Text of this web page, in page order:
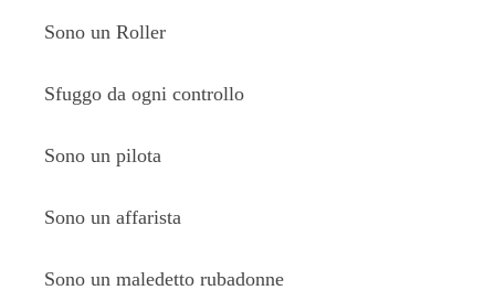
Sono un Roller
Sfuggo da ogni controllo
Sono un pilota
Sono un affarista
Sono un maledetto rubadonne